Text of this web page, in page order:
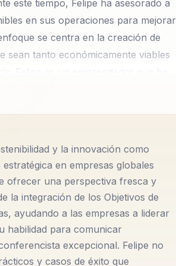
este tiempo, Felipe ha asesorado a
en sus operaciones para mejorar
se centra en la creación de
sean tanto económicamente viables
una perspectiva fresca y
la innovación con la
Objetivos de Desarrollo Sostenible
estrategias corporativas. En sus
social mientras mejoran
en las Naciones Unidas
y el retail pueden adoptar
de los logros más destacados de
Colombia, que introdujo las Normas
y la innovación como
en empresas globales
ofrecer una perspectiva fresca y
la integración de los Objetivos de
ayudando a las empresas a liderar
habilidad para comunicar
excepcional. Felipe no
y casos de éxito que